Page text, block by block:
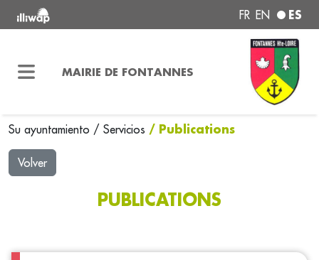
FR EN ES
MAIRIE DE FONTANNES
Su ayuntamiento / Servicios / Publications
Volver
PUBLICATIONS